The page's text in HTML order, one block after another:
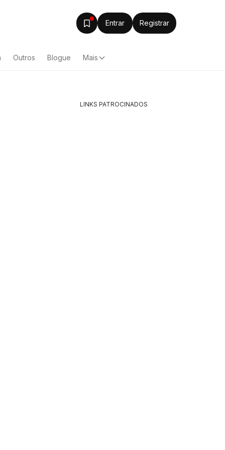
Entrar Registrar
Outros Blogue Mais
LINKS PATROCINADOS